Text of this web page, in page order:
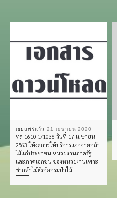
เผยแพร่แล้ว 21 เมษายน 2020
ทส 1610.1/1036 วันที่ 17 เมษายน
2563 ให้งดการให้บริการแจกจ่ายกล้า
ไม้แก่ประชาชน หน่วยงานภาครัฐ
และภาคเอกชน ของหน่วยงานเพาะ
ชำกล้าไม้สังกัดกรมป่าไม้